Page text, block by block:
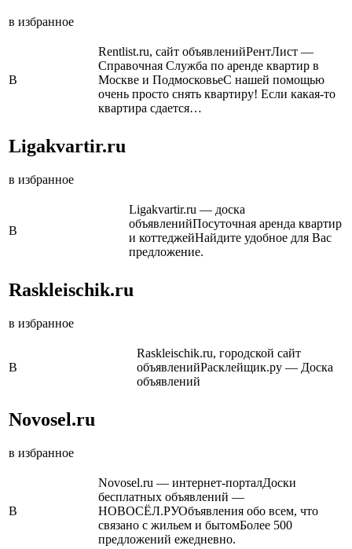
в избранное
В
Rentlist.ru, сайт объявленийРентЛист —
Справочная Служба по аренде квартир в
Москве и ПодмосковьеС нашей помощью
очень просто снять квартиру! Если какая-то
квартира сдается…
Ligakvartir.ru
в избранное
В
Ligakvartir.ru — доска
объявленийПосуточная аренда квартир
и коттеджейНайдите удобное для Вас
предложение.
Raskleischik.ru
в избранное
В
Raskleischik.ru, городской сайт
объявленийРасклейщик.ру — Доска
объявлений
Novosel.ru
в избранное
В
Novosel.ru — интернет-порталДоски
бесплатных объявлений —
НОВОСЁЛ.РУОбъявления обо всем, что
связано с жильем и бытомБолее 500
предложений ежедневно.